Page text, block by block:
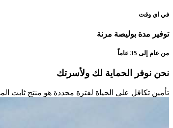
في اي وقت
توفير مدة بوليصة مرنة
من عام إلى 35 عاماً
نحن نوفر الحماية لك ولأسرتك
تأمين تكافل على الحياة لفترة محددة هو منتج ثابت